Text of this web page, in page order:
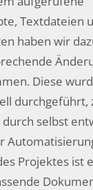
Textdateien
haben wir
Diese
durchgeführt,
durch selbst
Projektes ist